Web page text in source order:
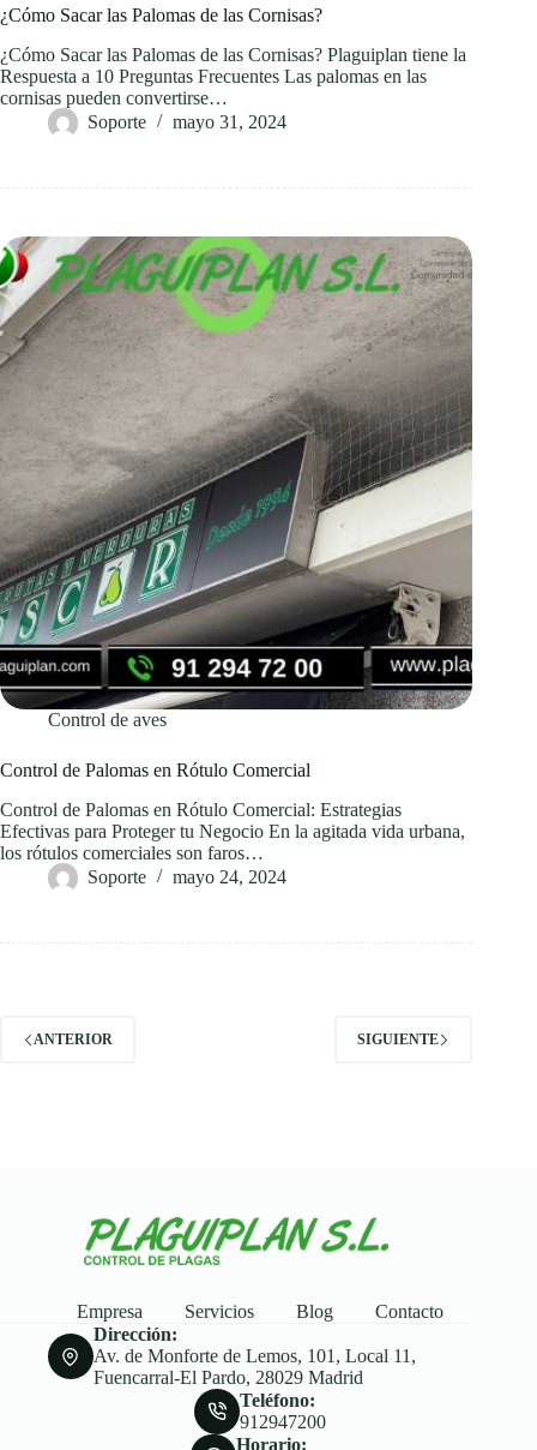
¿Cómo Sacar las Palomas de las Cornisas?
¿Cómo Sacar las Palomas de las Cornisas? Plaguiplan tiene la
Respuesta a 10 Preguntas Frecuentes Las palomas en las
cornisas pueden convertirse…
Soporte
mayo 31, 2024
Control de aves
Control de Palomas en Rótulo Comercial
Control de Palomas en Rótulo Comercial: Estrategias
Efectivas para Proteger tu Negocio En la agitada vida urbana,
los rótulos comerciales son faros…
Soporte
mayo 24, 2024
ANTERIOR SIGUIENTE
Empresa Servicios Blog
Contacto
Dirección:
Av. de Monforte de Lemos, 101, Local 11,
Fuencarral-El Pardo, 28029 Madrid
Teléfono:
912947200
Horario: